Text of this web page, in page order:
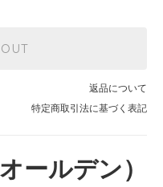
返品について
特定商取引法に基づく表記
ールデン）